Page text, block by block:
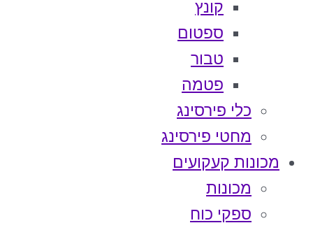
קונץ
ספטום
טבור
פטמה
כלי פירסינג
מחטי פירסינג
מכונות קעקועים
מכונות
ספקי כוח